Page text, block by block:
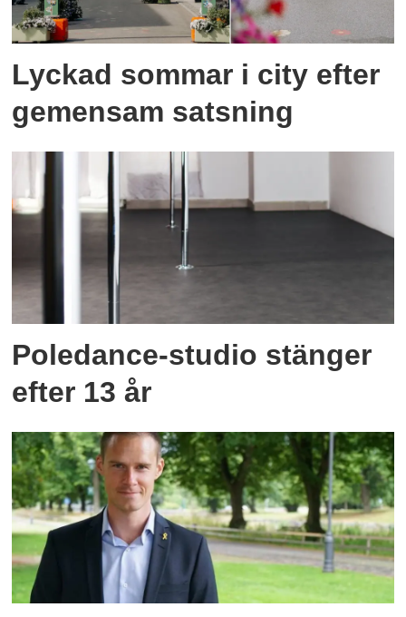
Lyckad sommar i city efter
gemensam satsning
Poledance-studio stänger
efter 13 år